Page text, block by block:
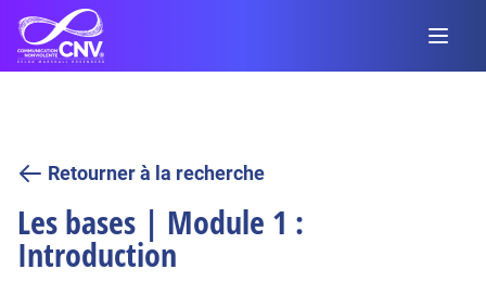
Retourner à la recherche
Les bases | Module 1 :
Introduction